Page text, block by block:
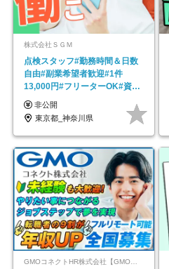
株式会社ＳＧＭ
点検スタッフ#勤務時間＆日数
自由#副業希望者歓迎#1件
13,000円#フリーターOK#資格
スキル不要
非公開
東京都_神奈川県
GMOコネクトHR株式会社【GMOインターネットグループ】